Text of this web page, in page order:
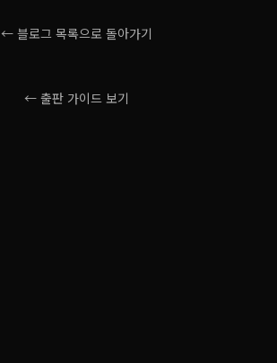
← 블로그 목록으로 돌아가기
← 출판 가이드 보기